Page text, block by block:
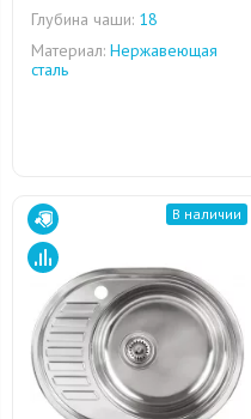
Глубина чаши: 18
Материал: Нержавеющая
сталь
В наличии